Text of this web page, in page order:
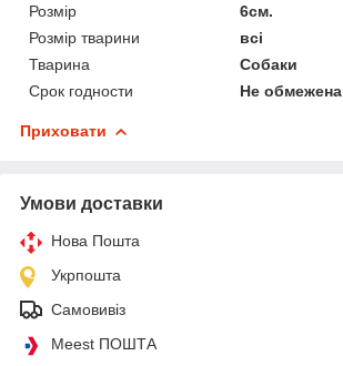
Розмір
6см.
Розмір тварини
всі
Тварина
Собаки
Срок годности
Не обмежена
Приховати
Умови доставки
Нова Пошта
Укрпошта
Самовивіз
Meest ПОШТА